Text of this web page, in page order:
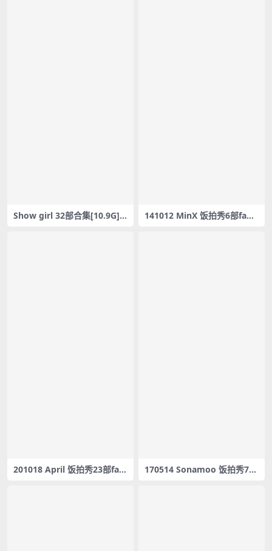
Show girl 32部合集[10.9G] #
141012 MinX 饭拍秀6部fanc
201018 April 饭拍秀23部fan
170514 Sonamoo 饭拍秀71